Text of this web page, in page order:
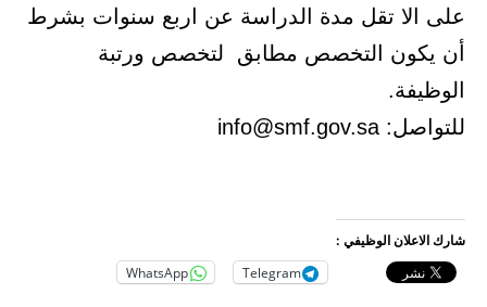
على الا تقل مدة الدراسة عن اربع سنوات بشرط
أن يكون التخصص مطابق لتخصص ورتبة
الوظيفة.
للتواصل: info@smf.gov.sa
شارك الاعلان الوظيفي :
Telegram
WhatsApp